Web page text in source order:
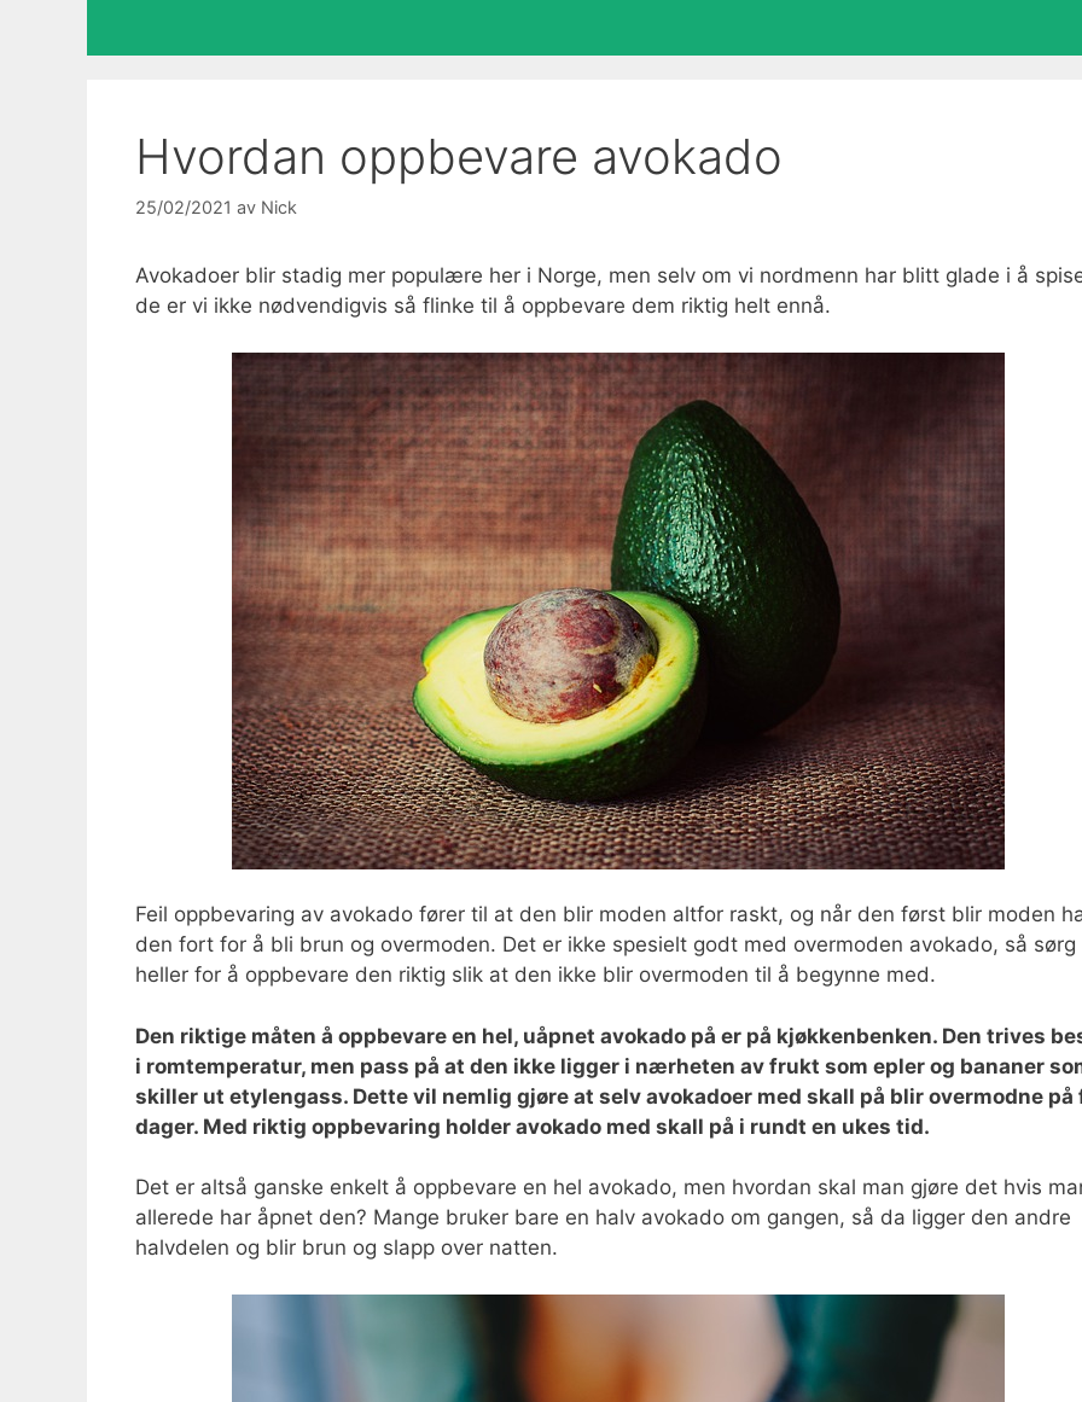
Hvordan oppbevare avokado
25/02/2021 av Nick
Avokadoer blir stadig mer populære her i Norge, men selv om vi nordmenn har blitt glade i å
de er vi ikke nødvendigvis så flinke til å oppbevare dem riktig helt ennå.
Feil oppbevaring av avokado fører til at den blir moden altfor raskt, og når den først blir moden
den fort for å bli brun og overmoden. Det er ikke spesielt godt med overmoden avokado, så sørg
heller for å oppbevare den riktig slik at den ikke blir overmoden til å begynne med.
Den riktige måten å oppbevare en hel, uåpnet avokado på er på kjøkkenbenken. Den trives
i romtemperatur, men pass på at den ikke ligger i nærheten av frukt som epler og bananer
skiller ut etylengass. Dette vil nemlig gjøre at selv avokadoer med skall på blir overmodne på
dager. Med riktig oppbevaring holder avokado med skall på i rundt en ukes tid.
Det er altså ganske enkelt å oppbevare en hel avokado, men hvordan skal man gjøre det hvis
allerede har åpnet den? Mange bruker bare en halv avokado om gangen, så da ligger den andre
halvdelen og blir brun og slapp over natten.